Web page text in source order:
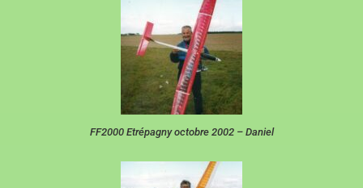
FF2000 Etrépagny octobre 2002 – Daniel